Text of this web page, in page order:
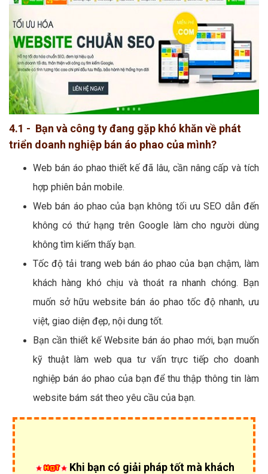
4.1 - Bạn và công ty đang gặp khó khăn về phát
triển doanh nghiệp bán áo phao của mình?
Web bán áo phao thiết kế đã lâu, cần nâng cấp và tích
hợp phiên bản mobile.
Web bán áo phao của bạn không tối ưu SEO dẫn đến
không có thứ hạng trên Google làm cho người dùng
không tìm kiếm thấy bạn.
Tốc độ tải trang web bán áo phao của bạn chậm, làm
khách hàng khó chịu và thoát ra nhanh chóng. Bạn
muốn sở hữu website bán áo phao tốc độ nhanh, ưu
việt, giao diện đẹp, nội dung tốt.
Bạn cần thiết kế Website bán áo phao mới, bạn muốn
kỹ thuật làm web qua tư vấn trực tiếp cho doanh
nghiệp bán áo phao của bạn để thu thập thông tin làm
website bám sát theo yêu cầu của bạn.
Khi bạn có giải pháp tốt mà khách